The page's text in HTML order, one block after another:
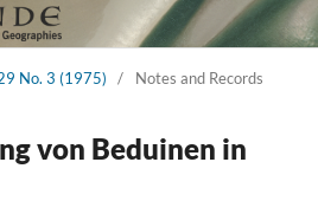
No. 3 (1975) / Notes and Records
von Beduinen in